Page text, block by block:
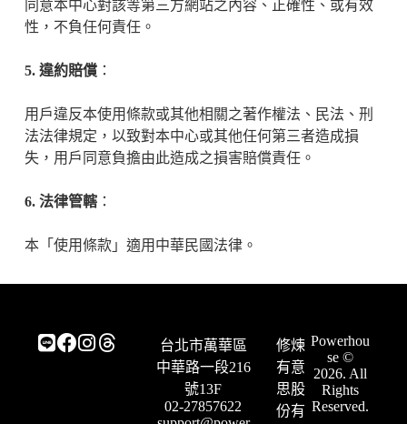
同意本中心對該等第三方網站之內容、正確性、或有效
性，不負任何責任。
5. 違約賠償：
用戶違反本使用條款或其他相關之著作權法、民法、刑
法法律規定，以致對本中心或其他任何第三者造成損
失，用戶同意負擔由此造成之損害賠償責任。
6. 法律管轄：
本「使用條款」適用中華民國法律。
修煉
有意
思股
份有
Powerhou
se ©
2026. All
Rights
Reserved.
台北市萬華區
中華路一段216
號13F
02-27857622